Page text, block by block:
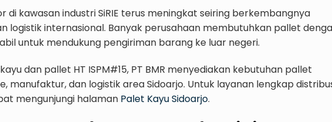
di kawasan industri SiRIE terus meningkat seiring berkembangnya
logistik internasional. Banyak perusahaan membutuhkan pallet
untuk mendukung pengiriman barang ke luar negeri.
dan pallet HT ISPM#15, PT BMR menyediakan kebutuhan pallet
manufaktur, dan logistik area Sidoarjo. Untuk layanan lengkap
mengunjungi halaman Palet Kayu Sidoarjo.